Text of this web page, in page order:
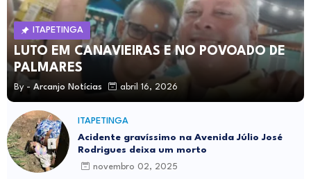
ITAPETINGA
LUTO EM CANAVIEIRAS E NO POVOADO DE
PALMARES
By - Arcanjo Notícias abril 16, 2026
ITAPETINGA
Acidente gravíssimo na Avenida Júlio José
Rodrigues deixa um morto
novembro 02, 2025